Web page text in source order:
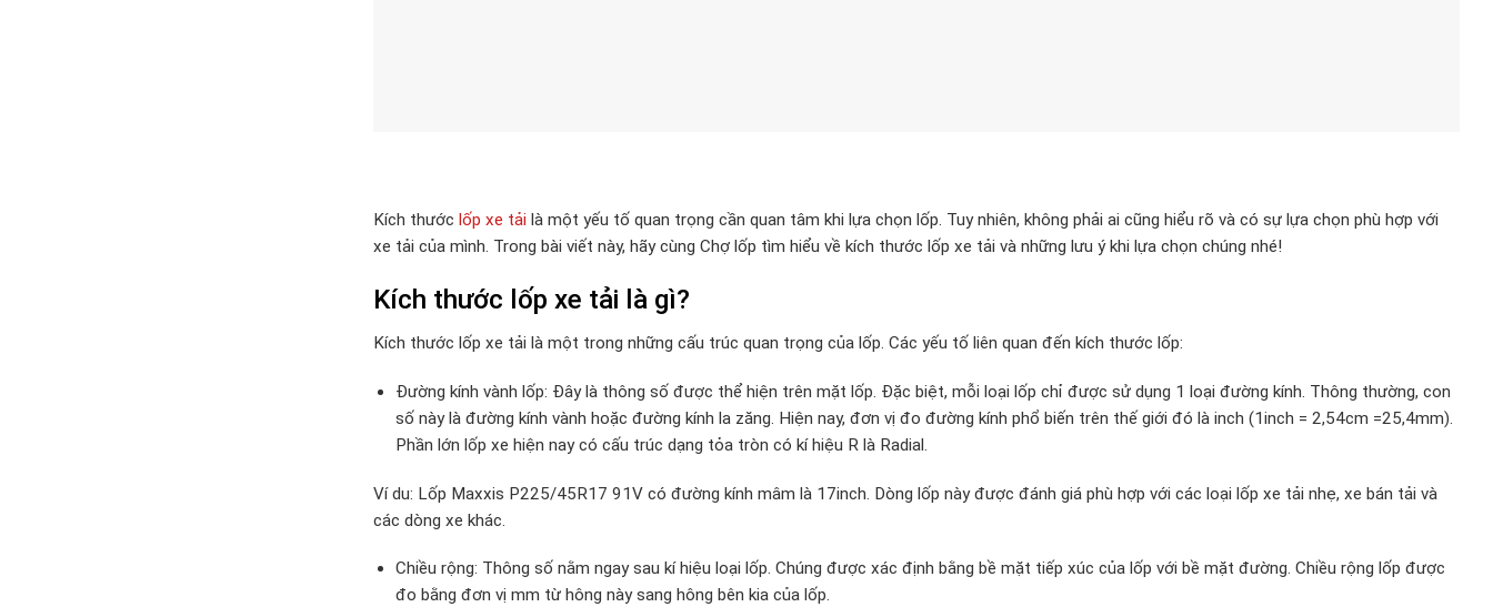
Kích thước lốp xe tải là một yếu tố quan trọng cần quan tâm khi lựa chọn lốp. Tuy nhiên, không phải ai cũng hiểu rõ và có sự lựa chọn phù hợp với
xe tải của mình. Trong bài viết này, hãy cùng Chợ lốp tìm hiểu về kích thước lốp xe tải và những lưu ý khi lựa chọn chúng nhé!
Kích thước lốp xe tải là gì?
Kích thước lốp xe tải là một trong những cấu trúc quan trọng của lốp. Các yếu tố liên quan đến kích thước lốp:
Đường kính vành lốp: Đây là thông số được thể hiện trên mặt lốp. Đặc biệt, mỗi loại lốp chỉ được sử dụng 1 loại đường kính. Thông thường, con
số này là đường kính vành hoặc đường kính la zăng. Hiện nay, đơn vị đo đường kính phổ biến trên thế giới đó là inch (1inch = 2,54cm =25,4mm).
Phần lớn lốp xe hiện nay có cấu trúc dạng tỏa tròn có kí hiệu R là Radial.
Ví du: Lốp Maxxis P225/45R17 91V có đường kính mâm là 17inch. Dòng lốp này được đánh giá phù hợp với các loại lốp xe tải nhẹ, xe bán tải và
các dòng xe khác.
Chiều rộng: Thông số nằm ngay sau kí hiệu loại lốp. Chúng được xác định bằng bề mặt tiếp xúc của lốp với bề mặt đường. Chiều rộng lốp được
đo bằng đơn vị mm từ hông này sang hông bên kia của lốp.